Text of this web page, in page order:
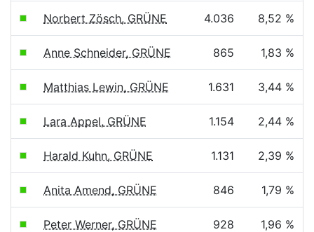
Norbert Zösch, GRÜNE 4.036 8,52 %
Anne Schneider, GRÜNE 865 1,83 %
Matthias Lewin, GRÜNE 1.631 3,44 %
Lara Appel, GRÜNE 1.154 2,44 %
Harald Kuhn, GRÜNE 1.131 2,39 %
Anita Amend, GRÜNE 846 1,79 %
Peter Werner, GRÜNE 928 1,96 %